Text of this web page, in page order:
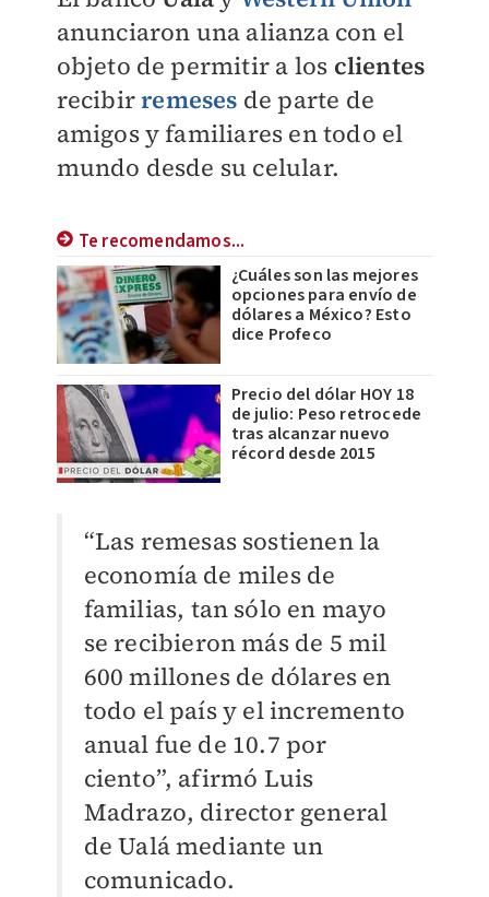
anunciaron una alianza con el
objeto de permitir a los clientes
recibirremeses de parte de
amigos y familiares en todo el
mundo desde su celular.
Te recomendamos...
¿Cuáles son las mejores
opciones para envío de
dólares a México? Esto
dice Profeco
Precio del dólar HOY 18
de julio: Peso retrocede
tras alcanzar nuevo
récord desde 2015
“Las remesas sostienen la
economía de miles de
familias, tan sólo en mayo
se recibieron más de 5 mil
600 millones de dólares en
todo el país y el incremento
anual fue de 10.7 por
ciento”, afirmó Luis
Madrazo, director general
de Ualá mediante un
comunicado.